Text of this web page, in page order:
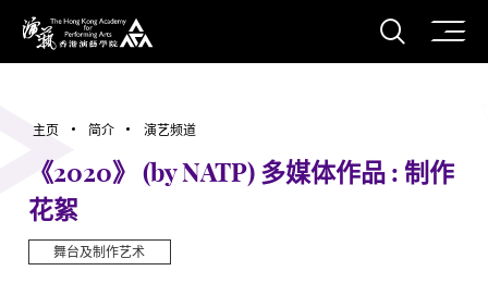
香港演艺学院
打开
主页 简介 演艺频道
《2020》 (by NATP) 多媒体作品 : 制作
花絮
舞台及制作艺术